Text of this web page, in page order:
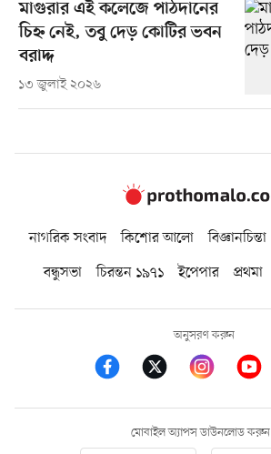
মাগুরার এই কলেজে পাঠদানের
চিহ্ন নেই, তবু দেড় কোটির ভবন
বরাদ্দ
১৩ জুলাই ২০২৬
নাগরিক সংবাদ কিশোর আলো বিজ্ঞানচিন্তা
বন্ধুসভা
চিরন্তন ১৯৭১ ইপেপার প্রথমা
অনুসরণ করুন
মোবাইল অ্যাপস ডাউনলোড করুন